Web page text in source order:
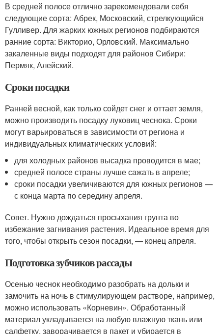
В средней полосе отлично зарекомендовали себя
следующие сорта: Абрек, Московский, стрелкующийся
Гулливер. Для жарких южных регионов подбираются
ранние сорта: Викторио, Орловский. Максимально
закаленные виды подходят для районов Сибири:
Пермяк, Алейский.
Сроки посадки
Ранней весной, как только сойдет снег и оттает земля,
можно производить посадку луковиц чеснока. Сроки
могут варьироваться в зависимости от региона и
индивидуальных климатических условий:
для холодных районов высадка проводится в мае;
средней полосе страны лучше сажать в апреле;
сроки посадки увеличиваются для южных регионов —
с конца марта по середину апреля.
Совет. Нужно дождаться просыхания грунта во
избежание загнивания растения. Идеальное время для
того, чтобы открыть сезон посадки, — конец апреля.
Подготовка зубчиков рассады
Осенью чеснок необходимо разобрать на дольки и
замочить на ночь в стимулирующем растворе, например,
можно использовать «Корневин». Обработанный
материал укладывается на любую влажную ткань или
салфетку, заворачивается в пакет и убирается в